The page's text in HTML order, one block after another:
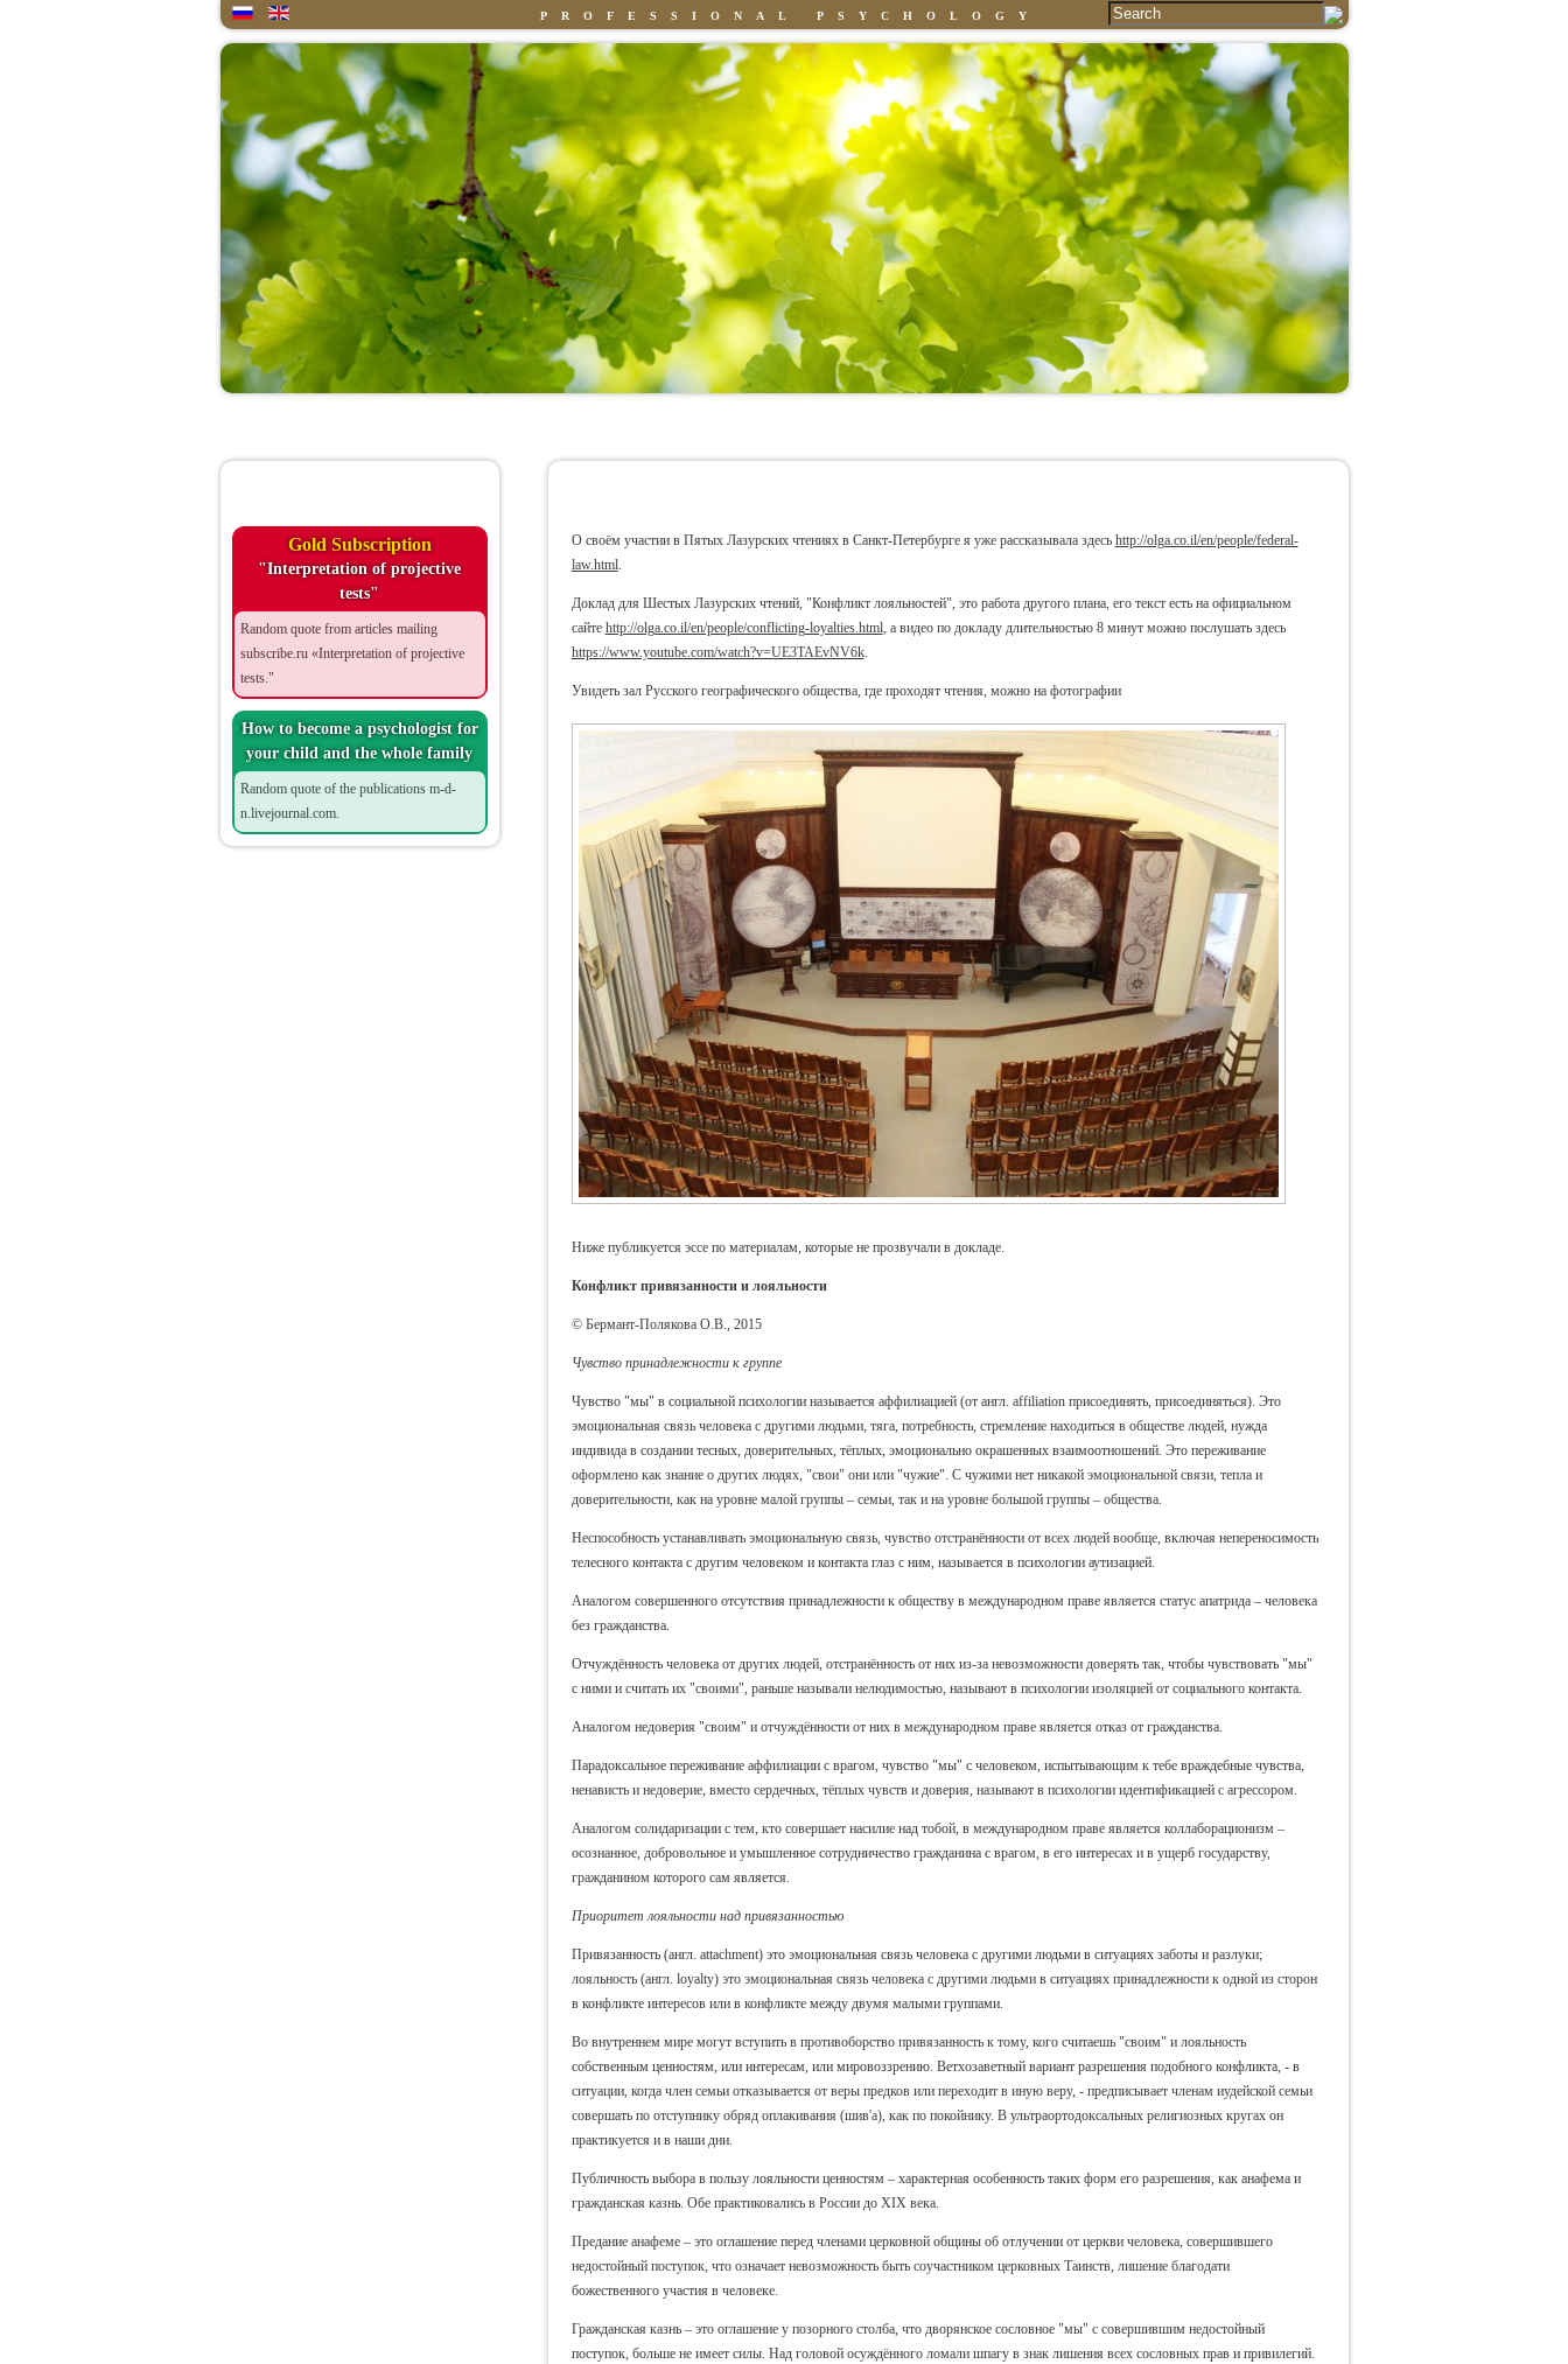
PROFESSIONAL PSYCHOLOGY
Gold Subscription
"Interpretation of projective
tests"
Random quote from articles mailing
subscribe.ru «Interpretation of projective
tests."
How to become a psychologist for
your child and the whole family
Random quote of the publications m-d-
n.livejournal.com.
О своём участии в Пятых Лазурских чтениях в Санкт-Петербурге я уже рассказывала здесь http://olga.co.il/en/people/federal-
law.html.
Доклад для Шестых Лазурских чтений, "Конфликт лояльностей", это работа другого плана, его текст есть на официальном
сайте http://olga.co.il/en/people/conflicting-loyalties.html, а видео по докладу длительностью 8 минут можно послушать здесь
https://www.youtube.com/watch?v=UE3TAEvNV6k.
Увидеть зал Русского географического общества, где проходят чтения, можно на фотографии
Ниже публикуется эссе по материалам, которые не прозвучали в докладе.
Конфликт привязанности и лояльности
© Бермант-Полякова О.В., 2015
Чувство принадлежности к группе
Чувство "мы" в социальной психологии называется аффилиацией (от англ. affiliation присоединять, присоединяться). Это
эмоциональная связь человека с другими людьми, тяга, потребность, стремление находиться в обществе людей, нужда
индивида в создании тесных, доверительных, тёплых, эмоционально окрашенных взаимоотношений. Это переживание
оформлено как знание о других людях, "свои" они или "чужие". С чужими нет никакой эмоциональной связи, тепла и
доверительности, как на уровне малой группы – семьи, так и на уровне большой группы – общества.
Неспособность устанавливать эмоциональную связь, чувство отстранённости от всех людей вообще, включая непереносимость
телесного контакта с другим человеком и контакта глаз с ним, называется в психологии аутизацией.
Аналогом совершенного отсутствия принадлежности к обществу в международном праве является статус апатрида – человека
без гражданства.
Отчуждённость человека от других людей, отстранённость от них из-за невозможности доверять так, чтобы чувствовать "мы"
с ними и считать их "своими", раньше называли нелюдимостью, называют в психологии изоляцией от социального контакта.
Аналогом недоверия "своим" и отчуждённости от них в международном праве является отказ от гражданства.
Парадоксальное переживание аффилиации с врагом, чувство "мы" с человеком, испытывающим к тебе враждебные чувства,
ненависть и недоверие, вместо сердечных, тёплых чувств и доверия, называют в психологии идентификацией с агрессором.
Аналогом солидаризации с тем, кто совершает насилие над тобой, в международном праве является коллаборационизм –
осознанное, добровольное и умышленное сотрудничество гражданина с врагом, в его интересах и в ущерб государству,
гражданином которого сам является.
Приоритет лояльности над привязанностью
Привязанность (англ. attachment) это эмоциональная связь человека с другими людьми в ситуациях заботы и разлуки;
лояльность (англ. loyalty) это эмоциональная связь человека с другими людьми в ситуациях принадлежности к одной из сторон
в конфликте интересов или в конфликте между двумя малыми группами.
Во внутреннем мире могут вступить в противоборство привязанность к тому, кого считаешь "своим" и лояльность
собственным ценностям, или интересам, или мировоззрению. Ветхозаветный вариант разрешения подобного конфликта, - в
ситуации, когда член семьи отказывается от веры предков или переходит в иную веру, - предписывает членам иудейской семьи
совершать по отступнику обряд оплакивания (шив'а), как по покойнику. В ультраортодоксальных религиозных кругах он
практикуется и в наши дни.
Публичность выбора в пользу лояльности ценностям – характерная особенность таких форм его разрешения, как анафема и
гражданская казнь. Обе практиковались в России до XIX века.
Предание анафеме – это оглашение перед членами церковной общины об отлучении от церкви человека, совершившего
недостойный поступок, что означает невозможность быть соучастником церковных Таинств, лишение благодати
божественного участия в человеке.
Гражданская казнь – это оглашение у позорного столба, что дворянское сословное "мы" с совершившим недостойный
поступок, больше не имеет силы. Над головой осуждённого ломали шпагу в знак лишения всех сословных прав и привилегий.